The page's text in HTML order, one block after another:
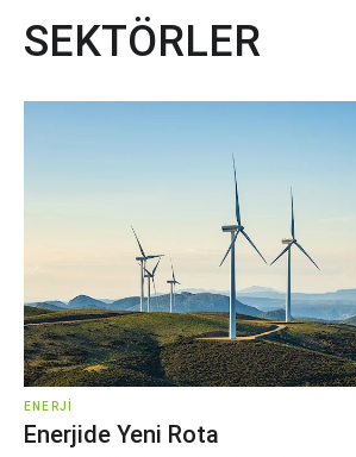
SEKTÖRLER
ENERJI
Enerjide Yeni Rota